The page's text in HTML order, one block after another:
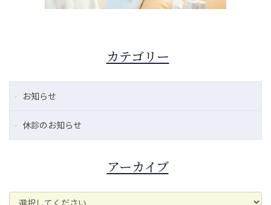
カテゴリー
お知らせ
休診のお知らせ
アーカイブ